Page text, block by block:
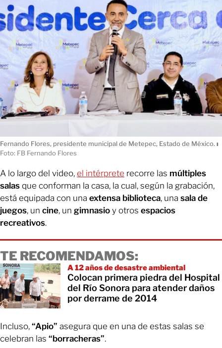
Fernando Flores, presidente municipal de Metepec, Estado de México. ı
Foto: FB Fernando Flores
A lo largo del video, el intérprete recorre las múltiples
salas que conforman la casa, la cual, según la grabación,
está equipada con una extensa biblioteca, una sala de
juegos, un cine, un gimnasio y otros espacios
recreativos.
TE RECOMENDAMOS:
A 12 años de desastre ambiental
Colocan primera piedra del Hospital
del Río Sonora para atender daños
por derrame de 2014
Incluso, “Apio” asegura que en una de estas salas se
celebran las “borracheras”.